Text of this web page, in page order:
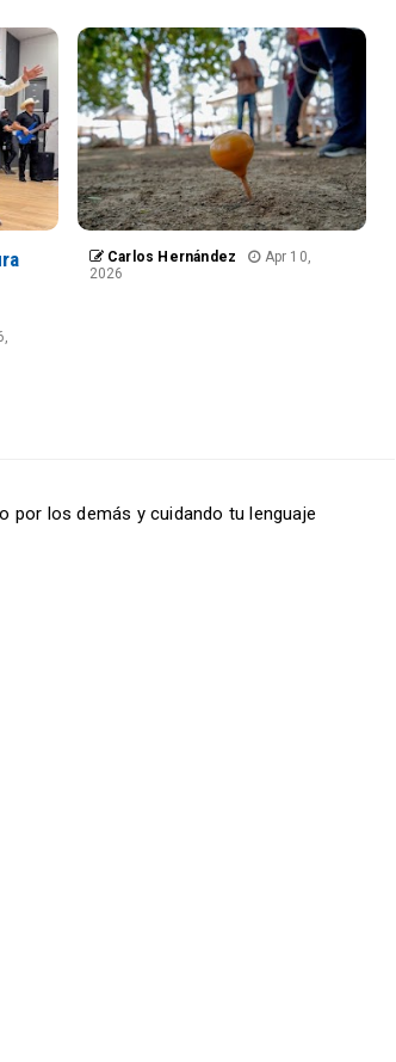
Carlos Hernández
Apr 10,
2026
por los demás y cuidando tu lenguaje